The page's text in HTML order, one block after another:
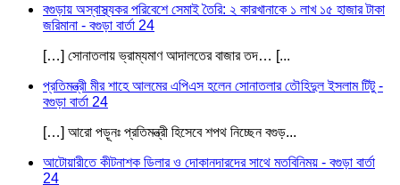
বগুড়ায় অস্বাস্থ্যকর পরিবেশে সেমাই তৈরি: ২ কারখানাকে ১ লাখ ১৫ হাজার টাকা
জরিমানা - বগুড়া বার্তা 24
[…] সোনাতলায় ভ্রাম্যমাণ আদালতের বাজার তদ… [...
প্রতিমন্ত্রী মীর শাহে আলমের এপিএস হলেন সোনাতলার তৌহিদুল ইসলাম টিটু -
বগুড়া বার্তা 24
[…] আরো পড়ূনঃ প্রতিমন্ত্রী হিসেবে শপথ নিচ্ছেন বগুড়...
আটোয়ারীতে কীটনাশক ডিলার ও দোকানদারদের সাথে মতবিনিময় - বগুড়া বার্তা
24